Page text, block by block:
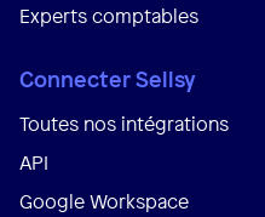
Experts comptables
Connecter Sellsy
Toutes nos intégrations
API
Google Workspace